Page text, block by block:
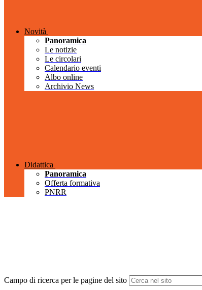
Novità
Panoramica
Le notizie
Le circolari
Calendario eventi
Albo online
Archivio News
Didattica
Panoramica
Offerta formativa
PNRR
Campo di ricerca per le pagine del sito